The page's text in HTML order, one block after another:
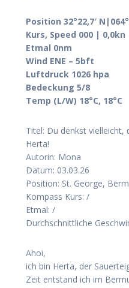
Position 32°22,7′
Kurs, Speed 000 | 0,0kn
Etmal 0nm
Wind ENE – 5bft
Luftdruck 1026 hpa
Bedeckung 5/8
Temp (L/W) 18°C, 18°C
Titel: Du denkst vielleicht,
Herta!
Autorin: Mona
Datum: 03.03.26
Position: St. George,
Kompass Kurs: /
Etmal: /
Durchschnittliche
Ahoi,
ich bin Herta, der
Zeit entstand ich im